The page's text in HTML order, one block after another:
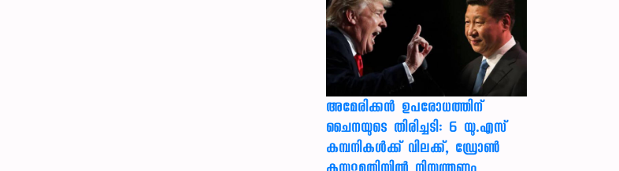
അമേരിക്കൻ ഉപരോധത്തിന്
ചൈനയുടെ തിരിച്ചടി: 6 യു.എസ്
കമ്പനികൾക്ക് വിലക്ക്, ഡ്രോൺ